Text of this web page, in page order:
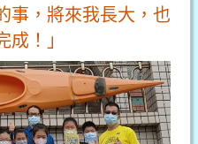
事，將來我長大，也
！」